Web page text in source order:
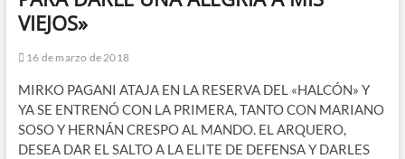
VIEJOS»
16 de marzo de 2018
MIRKO PAGANI ATAJA EN LA RESERVA DEL «HALCÓN» Y
YA SE ENTRENÓ CON LA PRIMERA, TANTO CON MARIANO
SOSO Y HERNÁN CRESPO AL MANDO. EL ARQUERO,
DESEA DAR EL SALTO A LA ELITE DE DEFENSA Y DARLES